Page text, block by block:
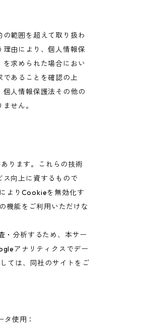
範囲を超えて取り扱わ
由により、個人情報保
求められた場合におい
あることを確認の上
人情報保護法その他の
せん。
ります。これらの技術
ス向上に資するもので
よりCookieを無効化す
機能をご利用いただけな
・分析するため、本サー
アナリティクスでデー
ては、同社のサイトをご
使用：